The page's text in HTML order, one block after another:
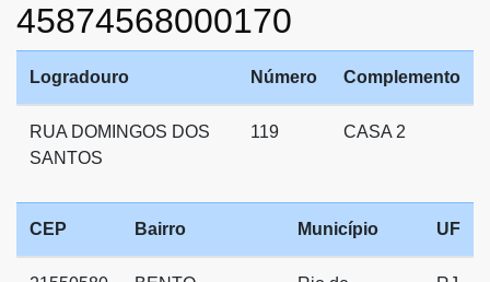
45874568000170
Logradouro Número Complemento
RUA DOMINGOS DOS
SANTOS
119 CASA 2
CEP Bairro Município UF